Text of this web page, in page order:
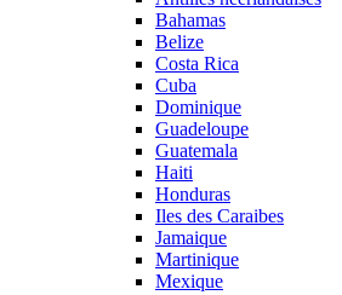
Bahamas
Belize
Costa Rica
Cuba
Dominique
Guadeloupe
Guatemala
Haiti
Honduras
Iles des Caraibes
Jamaique
Martinique
Mexique